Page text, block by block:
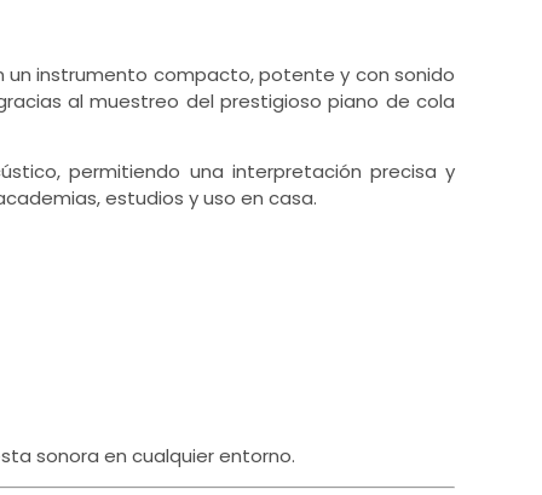
instrumento compacto, potente y con sonido
al muestreo del prestigioso piano de cola
permitiendo una interpretación precisa y
estudios y uso en casa.
sonora en cualquier entorno.